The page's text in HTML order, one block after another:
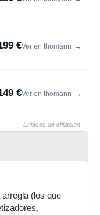
€Ver en thomann →
€Ver en thomann →
Enlaces de afiliación
(los que